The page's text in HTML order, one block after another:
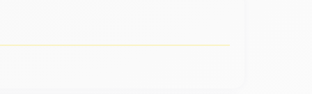
à l'efficience de la puce